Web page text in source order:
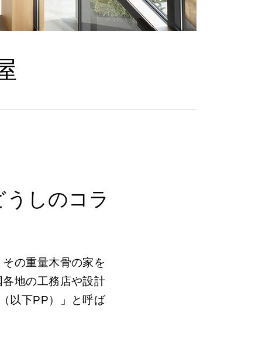
しのコラ
の重量木骨の家を
地の工務店や設計
以下PP）」と呼ば